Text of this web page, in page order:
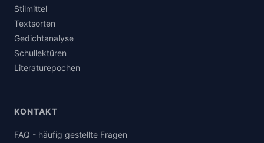
Stilmittel
Textsorten
Gedichtanalyse
Schullektüren
Literaturepochen
KONTAKT
FAQ - häufig gestellte Fragen